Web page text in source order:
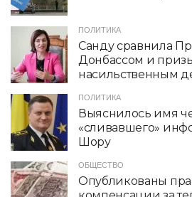
ПОЛИТИКА
Санду сравнила
Донбассом и
насильственным
ПОЛИТИКА
Выяснилось имя
«сливавшего»
Шору
ОБЩЕСТВО
Опубликованы